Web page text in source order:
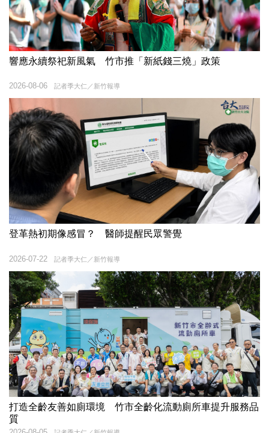
響應永續祭祀新風氣 竹市推「新紙錢三燒」政策
記者季大仁／新竹報導
2026-08-06
登革熱初期像感冒？ 醫師提醒民眾警覺
記者季大仁／新竹報導
2026-07-22
打造全齡友善如廁環境 竹市全齡化流動廁所車提升服務品
質